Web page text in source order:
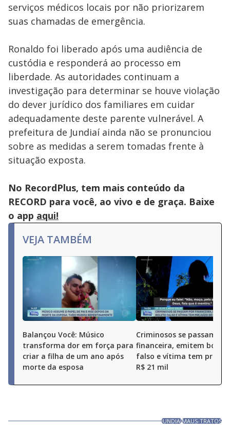
serviços médicos locais por não priorizarem
suas chamadas de emergência.
Ronaldo foi liberado após uma audiência de
custódia e responderá ao processo em
liberdade. As autoridades continuam a
investigação para determinar se houve violação
do dever jurídico dos familiares em cuidar
adequadamente deste parente vulnerável. A
prefeitura de Jundiaí ainda não se pronunciou
sobre as medidas a serem tomadas frente à
situação exposta.
No RecordPlus, tem mais conteúdo da
RECORD para você, ao vivo e de graça. Baixe
o app aqui!
VEJA TAMBÉM
Balançou Você: Músico
transforma dor em força para
criar a filha de um ano após
morte da esposa
Criminosos se passam por
financeira, emitem boleto
falso e vítima tem
R$ 21 mil
JUNDIAÍMAUS-TRATOS